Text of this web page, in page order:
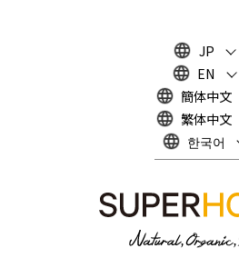
JP
EN
簡体中文
繁体中文
한국어